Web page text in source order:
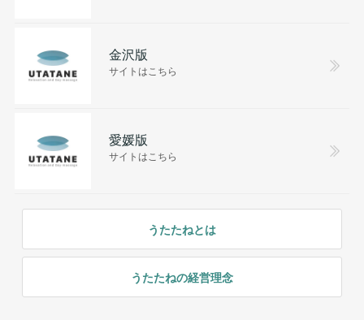
金沢版
サイトはこちら
愛媛版
サイトはこちら
うたたねとは
うたたねの経営理念